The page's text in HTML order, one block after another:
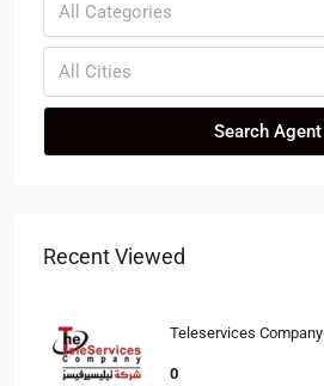
All Categories
All Cities
Search Agent
Recent Viewed
Teleservices Company
0